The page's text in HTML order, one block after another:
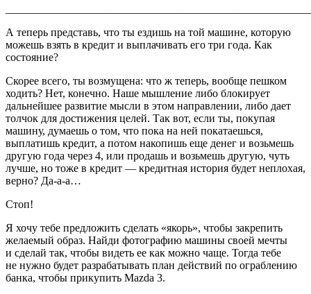
А теперь представь, что ты ездишь на той машине, которую
можешь взять в кредит и выплачивать его три года. Как
состояние?
Скорее всего, ты возмущена: что ж теперь, вообще пешком
ходить? Нет, конечно. Наше мышление либо блокирует
дальнейшее развитие мысли в этом направлении, либо дает
толчок для достижения целей. Так вот, если ты, покупая
машину, думаешь о том, что пока на ней покатаешься,
выплатишь кредит, а потом накопишь еще денег и возьмешь
другую года через 4, или продашь и возьмешь другую, чуть
лучше, но тоже в кредит — кредитная история будет неплохая,
верно? Да-а-а…
Стоп!
Я хочу тебе предложить сделать «якорь», чтобы закрепить
желаемый образ. Найди фотографию машины своей мечты
и сделай так, чтобы видеть ее как можно чаще. Тогда тебе
не нужно будет разрабатывать план действий по ограблению
банка, чтобы прикупить Mazda 3.